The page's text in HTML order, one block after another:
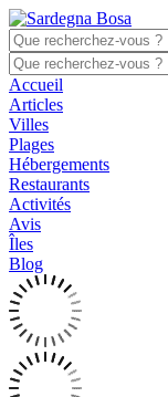
Accueil
Articles
Villes
Plages
Hébergements
Restaurants
Activités
Avis
Îles
Blog